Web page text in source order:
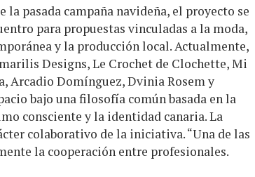
pasada campaña navideña, el proyecto se
para propuestas vinculadas a la moda,
y la producción local. Actualmente,
Designs, Le Crochet de Clochette, Mi
Arcadio Domínguez, Dvinia Rosem y
bajo una filosofía común basada en la
consciente y la identidad canaria. La
colaborativo de la iniciativa. “Una de las
la cooperación entre profesionales.